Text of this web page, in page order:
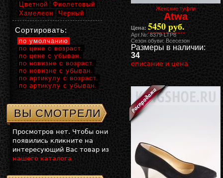
Женские туфли
Atwa
Цена: 5450 руб.
Арт.№: 8379-LTP8
Сезон обуви: Всесезон
Размеры в наличии:
34
описание и цена
Цветной
Фиолетовый
Хамелеон
Черный
Сортировать:
по умолчанию
по цене с возраст.
по цене с убыван.
по новизне с возраст.
по новизне с убыван.
по артикулу с возраст.
по артикулу с убыван.
ВЫ СМОТРЕЛИ
Просмотров нет. Чтобы они
появились кликните на
интересующий Вас товар из
нашего каталога